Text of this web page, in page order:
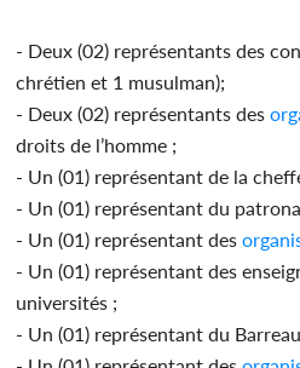
- Deux (02) représentants des
chrétien et 1 musulman);
- Deux (02) représentants des
droits de l’homme ;
- Un (01) représentant de la
- Un (01) représentant du
- Un (01) représentant des
- Un (01) représentant des
universités ;
- Un (01) représentant du